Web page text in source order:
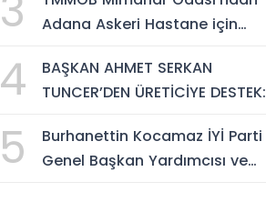
Adana Askeri Hastane için
4
BAŞKAN AHMET SERKAN
TUNCER’DEN ÜRETİCİYE DESTEK:
5
Burhanettin Kocamaz İYİ Parti
Genel Başkan Yardımcısı ve